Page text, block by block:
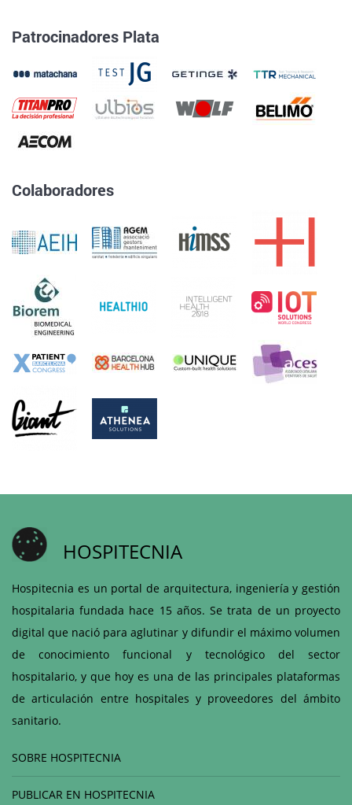
Patrocinadores Plata
Colaboradores
HOSPITECNIA
Hospitecnia es un portal de arquitectura, ingeniería y gestión
hospitalaria fundada hace 15 años. Se trata de un proyecto
digital que nació para aglutinar y difundir el máximo volumen
de conocimiento funcional y tecnológico del sector
hospitalario, y que hoy es una de las principales plataformas
de articulación entre hospitales y proveedores del ámbito
sanitario.
SOBRE HOSPITECNIA
PUBLICAR EN HOSPITECNIA